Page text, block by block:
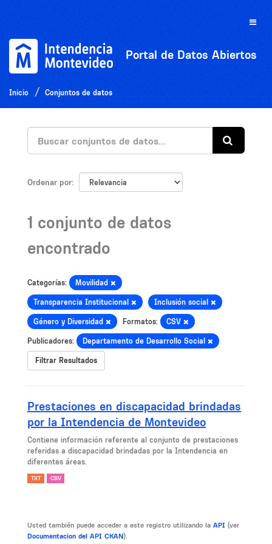
Toggle
Portal de Datos Abiertos
Inicio Conjuntos de datos
Ordenar por
1 conjunto de datos
encontrado
Categorías: Movilidad
Transparencia Institucional Inclusión social
Género y Diversidad Formatos: CSV
Publicadores: Departamento de Desarrollo Social
Filtrar Resultados
Prestaciones en discapacidad brindadas
por la Intendencia de Montevideo
Contiene información referente al conjunto de prestaciones
referidas a discapacidad brindadas por la Intendencia en
diferentes áreas.
TXT CSV
Usted también puede acceder a este registro utilizando la API (ver
Documentacion del API CKAN).